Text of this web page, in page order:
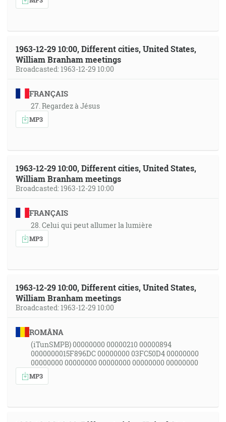
1963-12-29 10:00, Different cities, United States,
William Branham meetings
Broadcasted: 1963-12-29 10:00
FRANÇAIS
27. Regardez à Jésus
MP3
1963-12-29 10:00, Different cities, United States,
William Branham meetings
Broadcasted: 1963-12-29 10:00
FRANÇAIS
28. Celui qui peut allumer la lumière
MP3
1963-12-29 10:00, Different cities, United States,
William Branham meetings
Broadcasted: 1963-12-29 10:00
ROMÂNA
(iTunSMPB) 00000000 00000210 00000894
0000000015F896DC 00000000 03FC50D4 00000000
00000000 00000000 00000000 00000000 00000000
MP3